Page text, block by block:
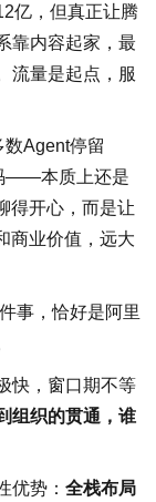
亿，但真正让腾
靠内容起家，最
流量是起点，服
Agent停留
——本质上还是
得开心，而是让
商业价值，远大
事，恰好是阿里
快，窗口期不等
组织的贯通，谁
优势： 全栈布局